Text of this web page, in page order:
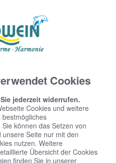
Cookies
jederzeit widerrufen.
Cookies und weitere
können das Setzen von
Seite nur mit den
nutzen. Weitere
Übersicht der Cookies
finden Sie in unserer